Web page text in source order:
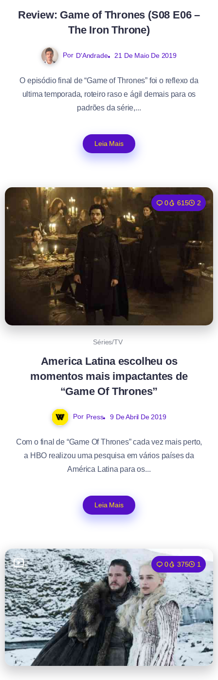
Review: Game of Thrones (S08 E06 –
The Iron Throne)
Por D'Andrade 21 De Maio De 2019
O episódio final de “Game of Thrones” foi o reflexo da
ultima temporada, roteiro raso e ágil demais para os
padrões da série,...
Leia Mais
0 615 2
Séries/TV
America Latina escolheu os
momentos mais impactantes de
“Game Of Thrones”
Por Press 9 De Abril De 2019
Com o final de “Game Of Thrones” cada vez mais perto,
a HBO realizou uma pesquisa em vários países da
América Latina para os...
Leia Mais
0 375 1